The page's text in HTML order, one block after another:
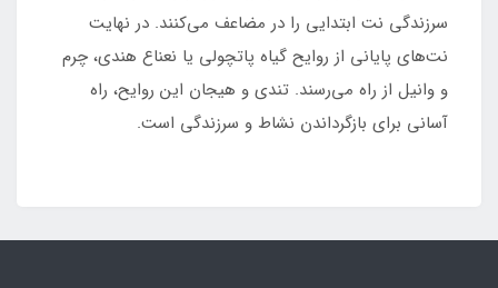
سرزندگی نت ابتدایی را در مضاعف می‌کنند. در نهایت
نت‌های پایانی از روایح گیاه پاتچولی یا نعناع هندی، چرم
و وانیل از راه می‌رسند. تندی و هیجان این روایح، راه
آسانی برای بازگرداندن نشاط و سرزندگی است.